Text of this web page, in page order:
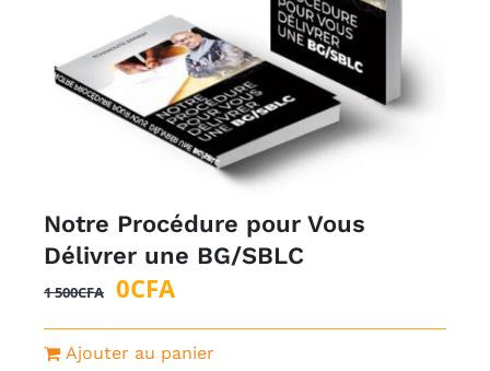
Notre Procédure pour Vous
Délivrer une BG/SBLC
1 500CFA
Le
prix
initial
0CFALe
prix
actuel
Ajouter au panier